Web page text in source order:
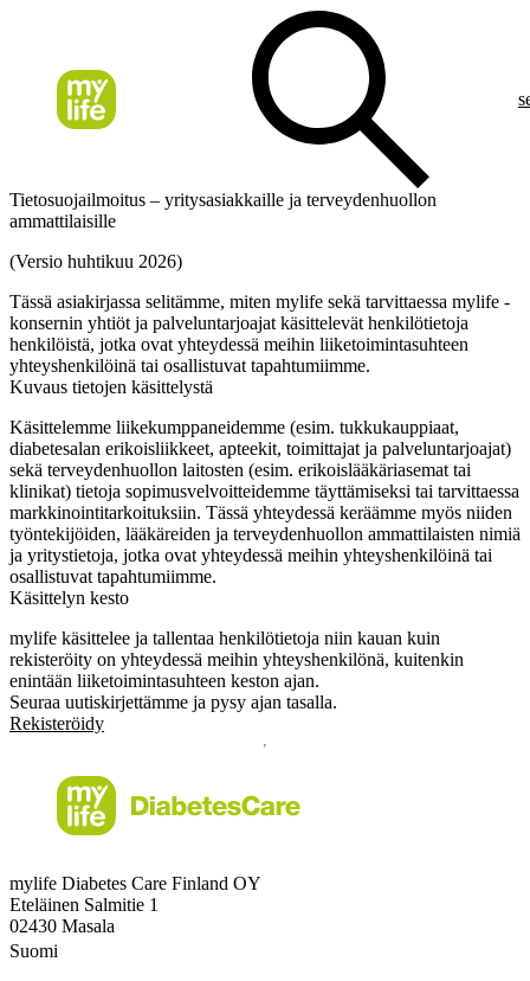
Tietosuojailmoitus – yritysasiakkaille ja terveydenhuollon
ammattilaisille
(Versio huhtikuu 2026)
Tässä asiakirjassa selitämme, miten mylife sekä tarvittaessa mylife -
konsernin yhtiöt ja palveluntarjoajat käsittelevät henkilötietoja
henkilöistä, jotka ovat yhteydessä meihin liiketoimintasuhteen
yhteyshenkilöinä tai osallistuvat tapahtumiimme.
Kuvaus tietojen käsittelystä
Käsittelemme liikekumppaneidemme (esim. tukkukauppiaat,
diabetesalan erikoisliikkeet, apteekit, toimittajat ja palveluntarjoajat)
sekä terveydenhuollon laitosten (esim. erikoislääkäriasemat tai
klinikat) tietoja sopimusvelvoitteidemme täyttämiseksi tai tarvittaessa
markkinointitarkoituksiin. Tässä yhteydessä keräämme myös niiden
työntekijöiden, lääkäreiden ja terveydenhuollon ammattilaisten nimiä
ja yritystietoja, jotka ovat yhteydessä meihin yhteyshenkilöinä tai
osallistuvat tapahtumiimme.
Käsittelyn kesto
mylife käsittelee ja tallentaa henkilötietoja niin kauan kuin
rekisteröity on yhteydessä meihin yhteyshenkilönä, kuitenkin
enintään liiketoimintasuhteen keston ajan.
Seuraa uutiskirjettämme ja pysy ajan tasalla.
Rekisteröidy
mylife Diabetes Care Finland OY
Eteläinen Salmitie 1
02430 Masala
Suomi